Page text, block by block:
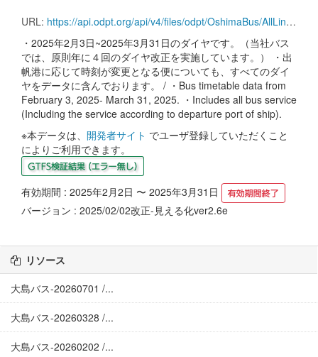
URL: https://api.odpt.org/api/v4/files/odpt/OshimaBus/AllLines.zip?date=20250203&acl:consumerKey=[アクセストークン/YOUR_ACCESS_TOKEN]
・2025年2月3日~2025年3月31日のダイヤです。（当社バス
では、原則年に４回のダイヤ改正を実施しています。） ・出
帆港に応じて時刻が変更となる便についても、すべてのダイ
ヤをデータに含んでおります。 / ・Bus timetable data from
February 3, 2025- March 31, 2025. ・Includes all bus service
(Including the service according to departure port of ship).
※本データは、 開発者サイト でユーザ登録していただくこと
によりご利用できます。
有効期間 : 2025年2月2日 〜 2025年3月31日
バージョン : 2025/02/02改正-見える化ver2.6e
リソース
大島バス-20260701 /...
大島バス-20260328 /...
大島バス-20260202 /...